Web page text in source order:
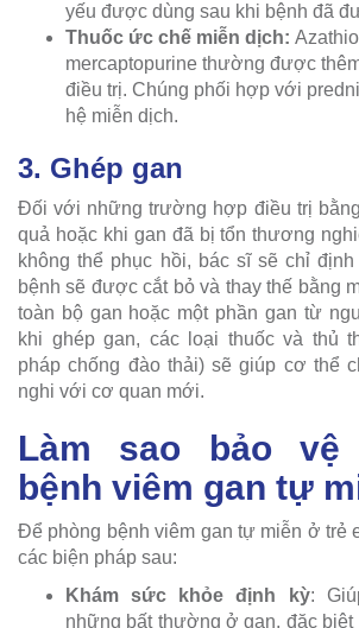
yếu được dùng sau khi bệnh đã
Thuốc ức chế miễn dịch:
mercaptopurine thường được
điều trị. Chúng phối hợp với
hệ miễn dịch.
3. Ghép gan
Đối với những trường hợp điều trị
quả hoặc khi gan đã bị tổn thương
không thể phục hồi, bác sĩ sẽ chỉ
bệnh sẽ được cắt bỏ và thay thế bằng
toàn bộ gan hoặc một phần gan từ
khi ghép gan, các loại thuốc và thủ
pháp chống đào thải) sẽ giúp cơ thể
nghi với cơ quan mới.
Làm sao bảo
bệnh viêm gan tự
Để phòng bệnh viêm gan tự miễn ở trẻ
các biện pháp sau:
Khám sức khỏe định kỳ:
những bất thường ở gan, đặc biệt